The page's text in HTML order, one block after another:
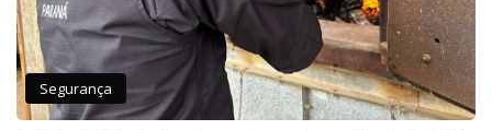
Segurança